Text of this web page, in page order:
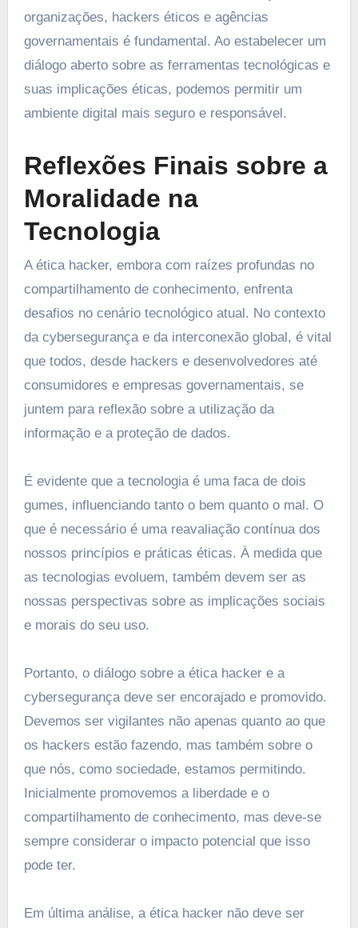
organizações, hackers éticos e agências
governamentais é fundamental. Ao estabelecer um
diálogo aberto sobre as ferramentas tecnológicas e
suas implicações éticas, podemos permitir um
ambiente digital mais seguro e responsável.
Reflexões Finais sobre a
Moralidade na
Tecnologia
A ética hacker, embora com raízes profundas no
compartilhamento de conhecimento, enfrenta
desafios no cenário tecnológico atual. No contexto
da cybersegurança e da interconexão global, é vital
que todos, desde hackers e desenvolvedores até
consumidores e empresas governamentais, se
juntem para reflexão sobre a utilização da
informação e a proteção de dados.
É evidente que a tecnologia é uma faca de dois
gumes, influenciando tanto o bem quanto o mal. O
que é necessário é uma reavaliação contínua dos
nossos princípios e práticas éticas. À medida que
as tecnologias evoluem, também devem ser as
nossas perspectivas sobre as implicações sociais
e morais do seu uso.
Portanto, o diálogo sobre a ética hacker e a
cybersegurança deve ser encorajado e promovido.
Devemos ser vigilantes não apenas quanto ao que
os hackers estão fazendo, mas também sobre o
que nós, como sociedade, estamos permitindo.
Inicialmente promovemos a liberdade e o
compartilhamento de conhecimento, mas deve-se
sempre considerar o impacto potencial que isso
pode ter.
Em última análise, a ética hacker não deve ser